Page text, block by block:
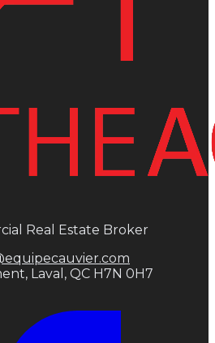
Real Estate Broker
Laval, QC H7N 0H7